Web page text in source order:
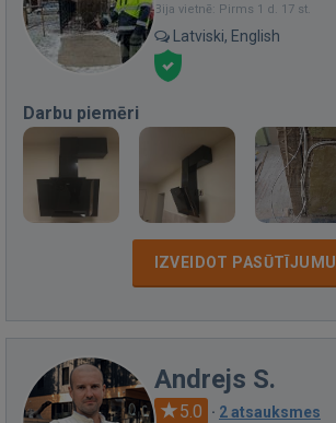
Bija vietnē: Pirms 1 d. 17 st.
Latviski, English
Darbu piemēri
IZVEIDOT PASŪTĪJUMU
Andrejs S.
5.0 · 2 atsauksmes